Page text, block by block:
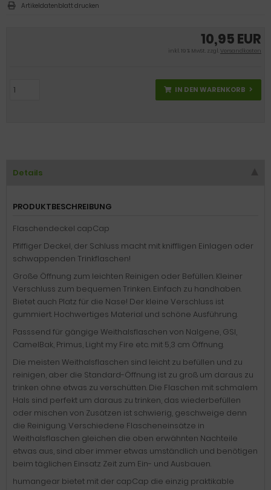
10,95 EUR
inkl. 19 % MwSt. zzgl.Versandkosten
IN DEN WARENKORB
Artikeldatenblatt drucken
Details
PRODUKTBESCHREIBUNG
Flaschendeckel capCap
Pfiffiger Deckel, der Schluss macht mit kniffligen Einlagen oder
schwappenden Trinkflaschen!
Große Öffnung zum leichten Reinigen oder Befüllen. Kleiner
Verschluss zum bequemen Trinken. Einfach zu handhaben.
Bietet auch Platz für die Nase! Der kleine Verschluss ist
gummiert. Hochwertiges Material und schöne Ausführung.
Passsend für gängige Weithalsflaschen von Nalgene, GSI,
CamelBak, Primus, Light my Fire etc. mit 5,3 cm Öffnung.
Die meisten Weithalsflaschen sind leicht zu befüllen und zu
reinigen, aber die Standard-Öffnung ist zu groß um daraus zu
trinken ohne etwas zu verschütten. Die Flaschen mit schmalem
Hals sind perfekt um daraus zu trinken, das wiederbefüllen
oder mischen von Zusätzen ist schwierig, geschweige denn
die Reinigung. Verschiedene Flascheneinsätze in
Weithalsflaschen gleichen die oben erwähnten Nachteile
etwas aus, sind aber immer etwas umständlich und benötigen
beim täglichen Einsatz Zeit zum Ein- und Ausbauen.
humangear bietet mit der capCap die einzig praktikable